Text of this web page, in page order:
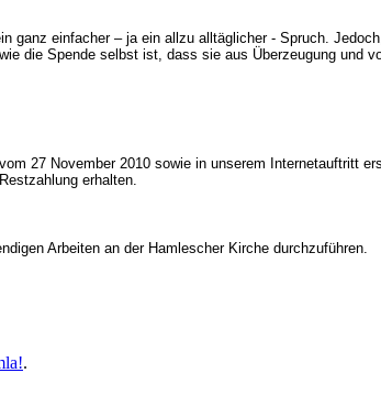
ganz einfacher – ja ein allzu alltäglicher - Spruch.
die Spende selbst ist, dass sie aus Überzeugung und
27 November 2010 sowie in unserem Internetauftritt
erhalten.
Arbeiten an der Hamlescher Kirche durchzuführen.
.